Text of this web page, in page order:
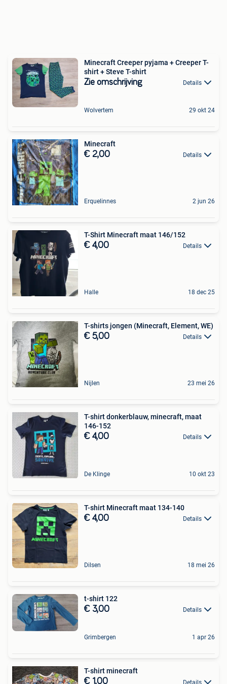
Minecraft Creeper pyjama + Creeper T-
shirt + Steve T-shirt
Zie omschrijving Details
Wolvertem 29 okt 24
Minecraft
€ 2,00 Details
Erquelinnes 2 jun 26
T-Shirt Minecraft maat 146/152
€ 4,00 Details
Halle 18 dec 25
T-shirts jongen (Minecraft, Element, WE)
€ 5,00 Details
Nijlen 23 mei 26
T-shirt donkerblauw, minecraft, maat
146-152
€ 4,00 Details
De Klinge 10 okt 23
T-shirt Minecraft maat 134-140
€ 4,00 Details
Dilsen 18 mei 26
t-shirt 122
€ 3,00 Details
Grimbergen 1 apr 26
T-shirt minecraft
€ 1,00 Details